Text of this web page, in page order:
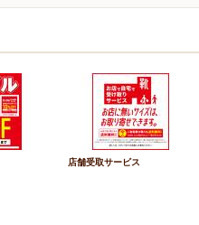
店舗受取サービス